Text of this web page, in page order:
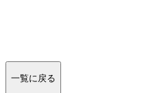
一覧に戻る